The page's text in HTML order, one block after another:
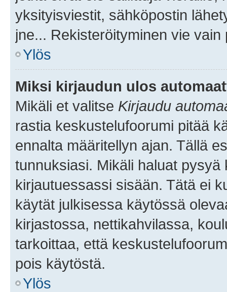
yksityisviestit, sähköpostin
jne... Rekisteröityminen vie
Ylös
Miksi kirjaudun ulos
Mikäli et valitse Kirjaudu
rastia keskustelufoorumi pitää
ennalta määritellyn ajan. Tällä
tunnuksiasi. Mikäli haluat
kirjautuessassi sisään. Tätä ei
käytät julkisessa käytössä
kirjastossa, nettikahvilassa,
tarkoittaa, että
pois käytöstä.
Ylös